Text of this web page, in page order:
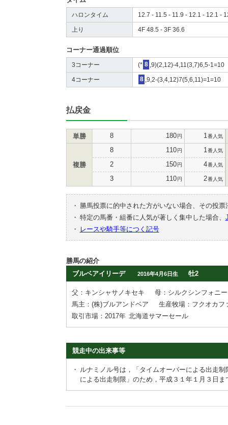
ハロンタイム 12.7 - 11.5 - 11.9 - 12.1 - 12.1 -
上り 4F 48.5 - 3F 36.6
コーナー通過順位
3コーナー (* 8 ,9)(2,12)-4,11(3,7)6,5-1=10
4コーナー 8 ,9,2-(3,4,12)7(5,6,11)=1=10
払戻金
単勝 8 180円 1 番人気
複勝
8 110円 1 番人気
2 150円 4番人気
3 110円 2番人気
・
勝馬投票に的中された方がいない場合、その投
・ 特定の馬番・組番に人気が著しく集中した場合、
・
レースや騎手等につく記号
勝馬の紹介
ブルベアイリーデ
2016年4月6日生 牡2
父：キンシャサノキセキ
母：シルクシンフォニー
馬主：(株)ブルアンドベア
生産牧場：フクオカフ
取引市場：2017年 北海道サマーセール
競走中の出来事等
・
ルナミノル号は，「タイムオーバーによる出走
による出走制限」のため，平成３１年１月３日